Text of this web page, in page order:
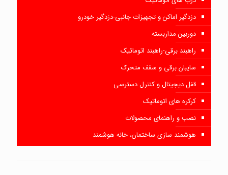
دزدگیر اماکن و تجهیزات جانبی-دزدگیر خودرو
دوربین مداربسته
راهبند برقی-راهبند اتوماتیک
سایبان برقی و سقف متحرک
قفل دیجیتال و کنترل دسترسی
کرکره های اتوماتیک
نصب و راهنمای محصولات
هوشمند سازی ساختمان، خانه هوشمند